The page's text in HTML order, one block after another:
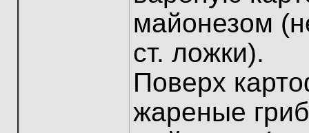
майонезом
ст. ложки).
Поверх
жареные